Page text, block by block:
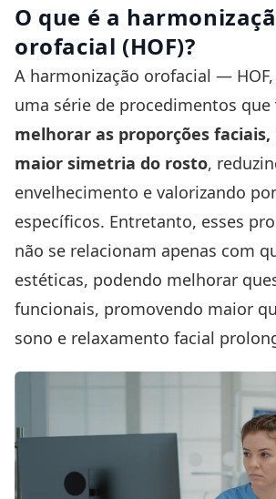
O que é a
orofacial (HOF)?
A harmonização orofacial —
uma série de procedimentos que
melhorar as proporções
maior simetria do rosto,
envelhecimento e valorizando
específicos. Entretanto, esses
não se relacionam apenas com
estéticas, podendo melhorar
funcionais, promovendo maior
sono e relaxamento facial